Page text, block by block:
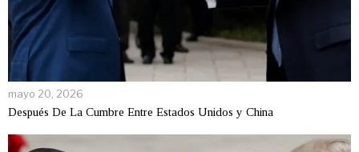
mayo 20, 2026
Después De La Cumbre Entre Estados Unidos y China